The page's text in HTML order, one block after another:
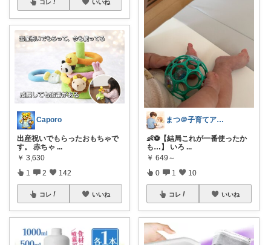
コレ いいね
Caporo
出産祝いでもらったおもちゃで
す。 赤ちゃ ...
￥ 3,630
1 2 142
コレ いいね
まつ＠子育てアイテムの発信
👶⚽【結局これが一番使ったか
も…】 いろ ...
￥ 649～
0 1 10
コレ いいね